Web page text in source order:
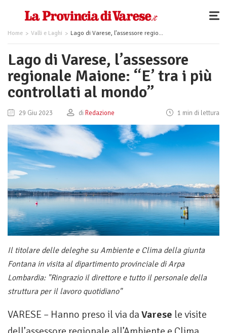
Home Valli e Laghi Lago di Varese, l’assessore regionale Maione: “E’ tra i più controllati al mondo”
Lago di Varese, l’assessore
regionale Maione: “E’ tra i più
controllati al mondo”
29 Giu 2023 di Redazione 1 min di lettura
Il titolare delle deleghe su Ambiente e Clima della giunta
Fontana in visita al dipartimento provinciale di Arpa
Lombardia: "Ringrazio il direttore e tutto il personale della
struttura per il lavoro quotidiano"
VARESE – Hanno preso il via da Varese le visite